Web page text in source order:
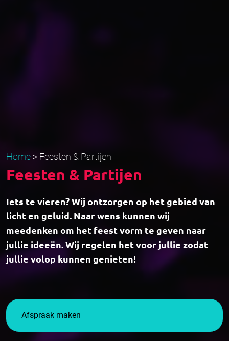
Home > Feesten & Partijen
Feesten & Partijen
Iets te vieren? Wij ontzorgen op het gebied van
licht en geluid. Naar wens kunnen wij
meedenken om het feest vorm te geven naar
jullie ideeën. Wij regelen het voor jullie zodat
jullie volop kunnen genieten!
Afspraak maken